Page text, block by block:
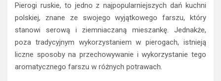
Pierogi ruskie, to jedno z najpopularniejszych dań kuchni
polskiej, znane ze swojego wyjątkowego farszu, który
stanowi serową i ziemniaczaną mieszankę. Jednakże,
poza tradycyjnym wykorzystaniem w pierogach, istnieją
liczne sposoby na przechowywanie i wykorzystanie tego
aromatycznego farszu w różnych potrawach.